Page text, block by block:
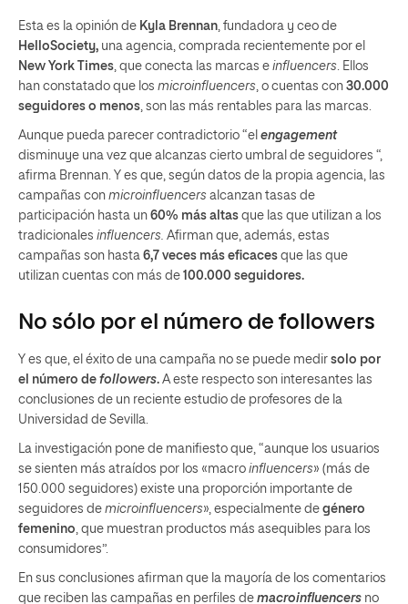
Esta es la opinión de Kyla Brennan, fundadora y ceo de
HelloSociety, una agencia, comprada recientemente por el
New York Times, que conecta las marcas e influencers. Ellos
han constatado que los microinfluencers, o cuentas con 30.000
seguidores o menos, son las más rentables para las marcas.
Aunque pueda parecer contradictorio “el engagement
disminuye una vez que alcanzas cierto umbral de seguidores “,
afirma Brennan. Y es que, según datos de la propia agencia, las
campañas con microinfluencers alcanzan tasas de
participación hasta un 60% más altas que las que utilizan a los
tradicionales influencers. Afirman que, además, estas
campañas son hasta 6,7 veces más eficaces que las que
utilizan cuentas con más de 100.000 seguidores.
No sólo por el número de followers
Y es que, el éxito de una campaña no se puede medir solo por
el número de followers. A este respecto son interesantes las
conclusiones de un reciente estudio de profesores de la
Universidad de Sevilla.
La investigación pone de manifiesto que, “aunque los usuarios
se sienten más atraídos por los «macro influencers» (más de
150.000 seguidores) existe una proporción importante de
seguidores de microinfluencers», especialmente de género
femenino, que muestran productos más asequibles para los
consumidores”.
En sus conclusiones afirman que la mayoría de los comentarios
que reciben las campañas en perfiles de macroinfluencers no